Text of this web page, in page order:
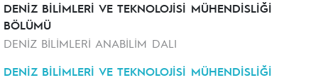
DENİZ BİLİMLERİ VE TEKNOLOJİSİ MÜHENDİSLİĞİ
BÖLÜMÜ
DENİZ BİLİMLERİ ANABİLİM DALI
DENİZ BİLİMLERİ VE TEKNOLOJİSİ MÜHENDİSLİĞİ